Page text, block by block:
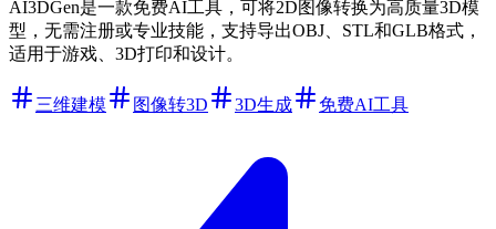
AI3DGen是一款免费AI工具，可将2D图像转换为高质量3D模
型，无需注册或专业技能，支持导出OBJ、STL和GLB格式，
适用于游戏、3D打印和设计。
三维建模 图像转3D 3D生成 免费AI工具